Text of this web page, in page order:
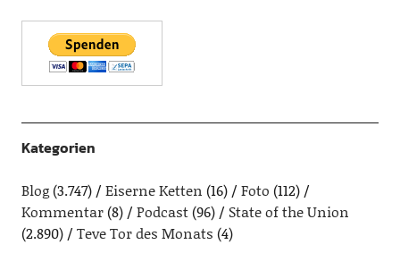
Kategorien
Blog(3.747) Eiserne Ketten (16) Foto (112)
Kommentar(8) Podcast(96)
State of the Union
(2.890)
Teve Tor des Monats (4)